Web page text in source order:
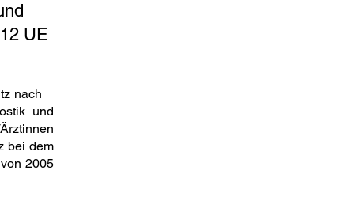
UE
nach
und
bei dem
2005